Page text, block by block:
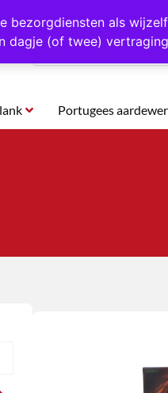
als
dagje (of twee)
uit Portugal Altijd 1000
Portugees